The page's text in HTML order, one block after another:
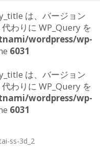
は、バージョン
わりに WP_Query を
wordpress/wp-
6031
は、バージョン
わりに WP_Query を
wordpress/wp-
6031
ss-3d_2